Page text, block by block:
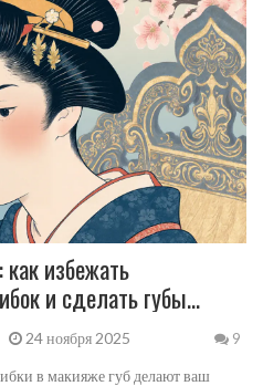
избежать
и сделать губы
24 ноября 2025 9
в макияже губ делают ваш